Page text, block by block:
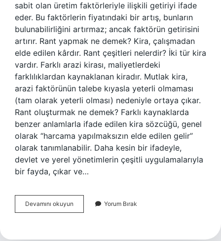
sabit olan üretim faktörleriyle ilişkili getiriyi ifade
eder. Bu faktörlerin fiyatındaki bir artış, bunların
bulunabilirliğini artırmaz; ancak faktörün getirisini
artırır. Rant yapmak ne demek? Kira, çalışmadan
elde edilen kârdır. Rant çeşitleri nelerdir? İki tür kira
vardır. Farklı arazi kirası, maliyetlerdeki
farklılıklardan kaynaklanan kiradır. Mutlak kira,
arazi faktörünün talebe kıyasla yeterli olmaması
(tam olarak yeterli olması) nedeniyle ortaya çıkar.
Rant oluşturmak ne demek? Farklı kaynaklarda
benzer anlamlarla ifade edilen kira sözcüğü, genel
olarak “harcama yapılmaksızın elde edilen gelir”
olarak tanımlanabilir. Daha kesin bir ifadeyle,
devlet ve yerel yönetimlerin çeşitli uygulamalarıyla
bir fayda, çıkar ve…
Devamını okuyun
Ne
Yorum Bırak